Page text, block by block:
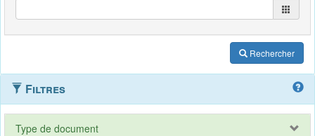
Rechercher
Filtres
Type de document